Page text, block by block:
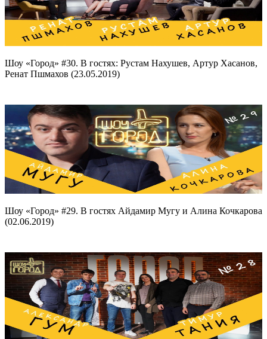
Шоу «Город» #30. В гостях: Рустам Нахушев, Артур Хасанов,
Ренат Пшмахов (23.05.2019)
Шоу «Город» #29. В гостях Айдамир Мугу и Алина Кочкарова
(02.06.2019)